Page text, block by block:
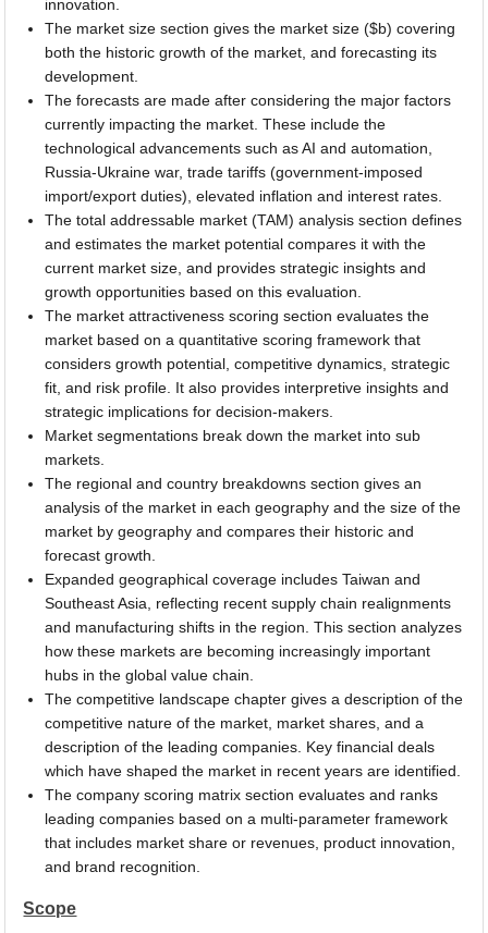
innovation.
The market size section gives the market size ($b) covering
both the historic growth of the market, and forecasting its
development.
The forecasts are made after considering the major factors
currently impacting the market. These include the
technological advancements such as AI and automation,
Russia-Ukraine war, trade tariffs (government-imposed
import/export duties), elevated inflation and interest rates.
The total addressable market (TAM) analysis section defines
and estimates the market potential compares it with the
current market size, and provides strategic insights and
growth opportunities based on this evaluation.
The market attractiveness scoring section evaluates the
market based on a quantitative scoring framework that
considers growth potential, competitive dynamics, strategic
fit, and risk profile. It also provides interpretive insights and
strategic implications for decision-makers.
Market segmentations break down the market into sub
markets.
The regional and country breakdowns section gives an
analysis of the market in each geography and the size of the
market by geography and compares their historic and
forecast growth.
Expanded geographical coverage includes Taiwan and
Southeast Asia, reflecting recent supply chain realignments
and manufacturing shifts in the region. This section analyzes
how these markets are becoming increasingly important
hubs in the global value chain.
The competitive landscape chapter gives a description of the
competitive nature of the market, market shares, and a
description of the leading companies. Key financial deals
which have shaped the market in recent years are identified.
The company scoring matrix section evaluates and ranks
leading companies based on a multi-parameter framework
that includes market share or revenues, product innovation,
and brand recognition.
Scope